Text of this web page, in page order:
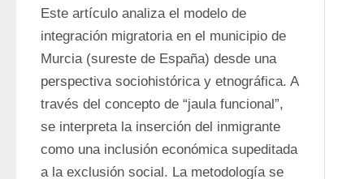
Este artículo analiza el modelo de
integración migratoria en el municipio de
Murcia (sureste de España) desde una
perspectiva sociohistórica y etnográfica. A
través del concepto de “jaula funcional”,
se interpreta la inserción del inmigrante
como una inclusión económica supeditada
a la exclusión social. La metodología se